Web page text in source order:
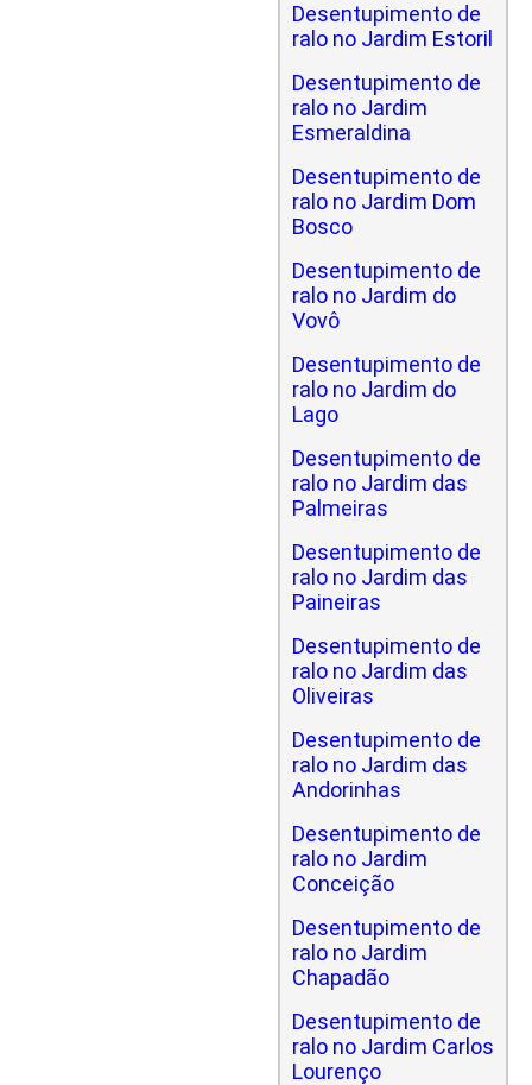
Desentupimento de
ralo no Jardim Estoril
Desentupimento de
ralo no Jardim
Esmeraldina
Desentupimento de
ralo no Jardim Dom
Bosco
Desentupimento de
ralo no Jardim do
Vovô
Desentupimento de
ralo no Jardim do
Lago
Desentupimento de
ralo no Jardim das
Palmeiras
Desentupimento de
ralo no Jardim das
Paineiras
Desentupimento de
ralo no Jardim das
Oliveiras
Desentupimento de
ralo no Jardim das
Andorinhas
Desentupimento de
ralo no Jardim
Conceição
Desentupimento de
ralo no Jardim
Chapadão
Desentupimento de
ralo no Jardim Carlos
Lourenço